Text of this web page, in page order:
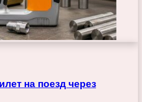
на поезд через